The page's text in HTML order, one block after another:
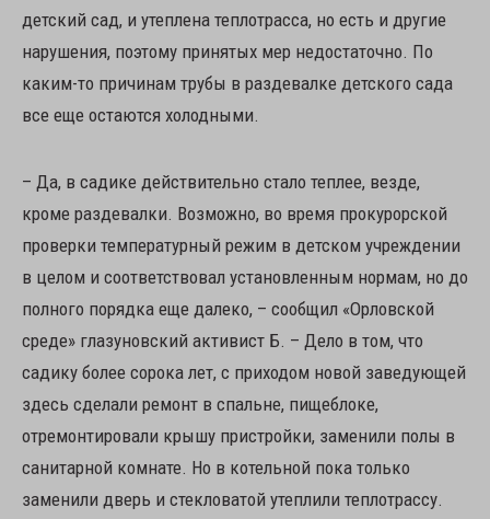
детский сад, и утеплена теплотрасса, но есть и другие
нарушения, поэтому принятых мер недостаточно. По
каким-то причинам трубы в раздевалке детского сада
все еще остаются холодными.
– Да, в садике действительно стало теплее, везде,
кроме раздевалки. Возможно, во время прокурорской
проверки температурный режим в детском учреждении
в целом и соответствовал установленным нормам, но до
полного порядка еще далеко, – сообщил «Орловской
среде» глазуновский активист Б. – Дело в том, что
садику более сорока лет, с приходом новой заведующей
здесь сделали ремонт в спальне, пищеблоке,
отремонтировали крышу пристройки, заменили полы в
санитарной комнате. Но в котельной пока только
заменили дверь и стекловатой утеплили теплотрассу.